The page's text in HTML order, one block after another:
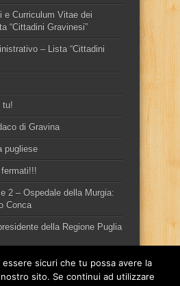
e Curriculum Vitae dei
“Cittadini Gravinesi”
– Lista “Cittadini
tu!
di Gravina
pugliese
2 – Ospedale della Murgia:
Conca
della Regione Puglia
sicuri che tu possa avere la
sito. Se continui ad utilizzare